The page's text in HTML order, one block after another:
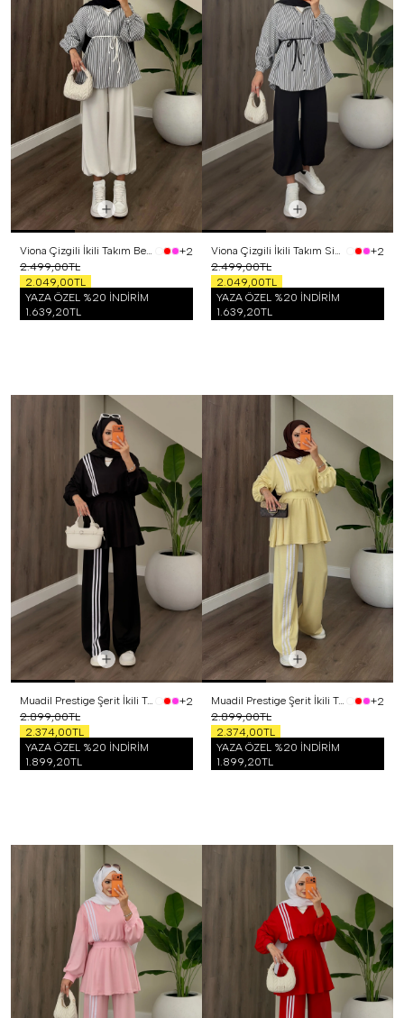
Viona Çizgili İkili Takım Beyaz
+2
2.499,00TL
2.049,00TL
YAZA ÖZEL %20 İNDİRİM
1.639,20TL
Viona Çizgili İkili Takım Siyah
+2
2.499,00TL
2.049,00TL
YAZA ÖZEL %20 İNDİRİM
1.639,20TL
Muadil Prestige Şerit İkili Takım Siyah
+2
2.899,00TL
2.374,00TL
YAZA ÖZEL %20 İNDİRİM
1.899,20TL
Muadil Prestige Şerit İkili Takım Sarı
+2
2.899,00TL
2.374,00TL
YAZA ÖZEL %20 İNDİRİM
1.899,20TL